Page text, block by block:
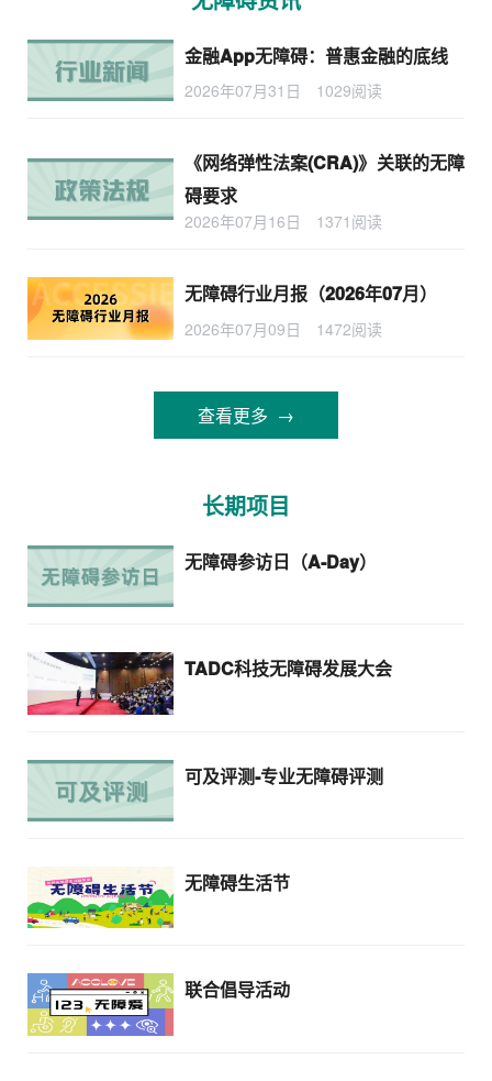
金融App无障碍：普惠金融的底线
2026年07月31日 1029阅读
《网络弹性法案(CRA)》关联的无障
碍要求
2026年07月16日 1371阅读
无障碍行业月报（2026年07月）
2026年07月09日 1472阅读
查看更多 →
长期项目
无障碍参访日（A-Day）
TADC科技无障碍发展大会
可及评测-专业无障碍评测
无障碍生活节
联合倡导活动